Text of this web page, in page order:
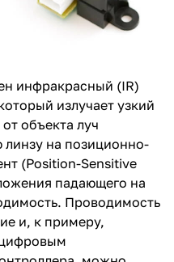
инфракрасный (IR)
излучает узкий
объекта луч
линзу на позиционно-
(Position-Sensitive
падающего на
Проводимость
и, к примеру,